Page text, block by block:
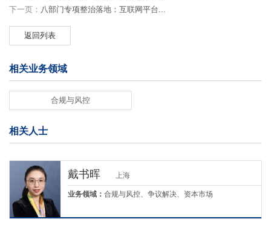
下一页： 八部门专项整治落地：互联网平台...
返回列表
相关业务领域
合规与风控
相关人士
戴书晖 上海
业务领域： 合规与风控、争议解决、资本市场